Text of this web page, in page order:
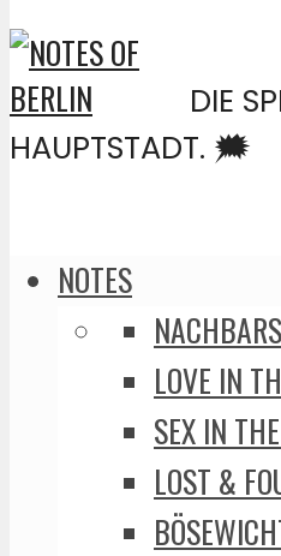
DIE
HAUPTSTADT. 🗯️
NOTES
LOVE IN
SEX IN
LOST &